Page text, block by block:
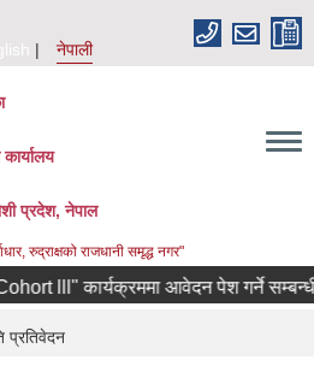
नेपाली
प्रदेश, नेपाल
रुद्राक्षको राजधानी समृद्ध नगर"
lll" कार्यक्रममा आवेदन पेश गर्ने सम्बन्धी
प्रतिवेदन